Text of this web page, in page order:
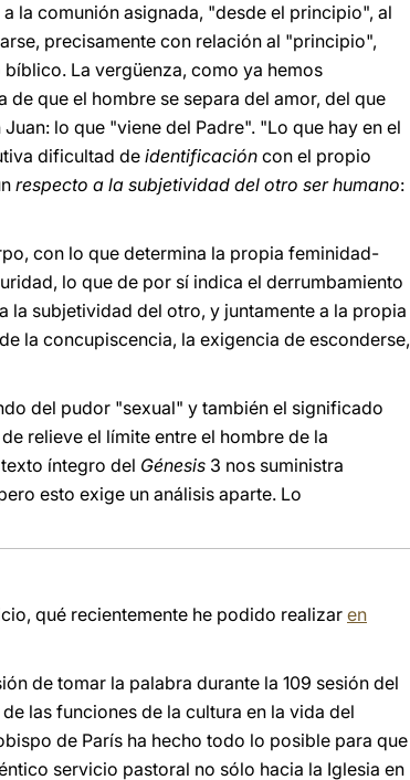
la comunión asignada, "desde el principio", al
precisamente con relación al "principio",
La vergüenza, como ya hemos
de que el hombre se separa del amor, del que
lo que "viene del Padre". "Lo que hay en el
dificultad de identificación con el propio
respecto a la subjetividad del otro ser humano:
con lo que determina la propia feminidad-
lo que de por sí indica el derrumbamiento
la subjetividad del otro, y juntamente a la propia
la concupiscencia, la exigencia de esconderse,
del pudor "sexual" y también el significado
relieve el límite entre el hombre de la
íntegro del Génesis 3 nos suministra
esto exige un análisis aparte. Lo
qué recientemente he podido realizar en
de tomar la palabra durante la 109 sesión del
las funciones de la cultura en la vida del
de París ha hecho todo lo posible para que
servicio pastoral no sólo hacia la Iglesia en